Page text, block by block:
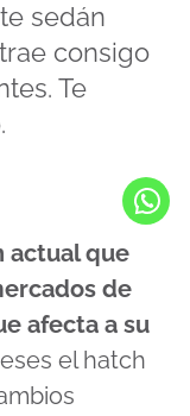
sedán
consigo
Te
actual que
de
afecta a su
el hatch